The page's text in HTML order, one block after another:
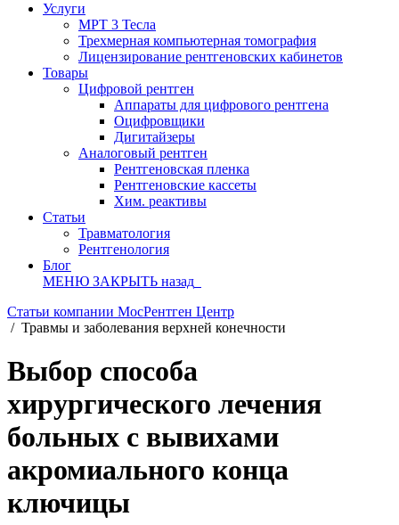
Услуги
МРТ 3 Тесла
Трехмерная компьютерная томография
Лицензирование рентгеновских кабинетов
Товары
Цифровой рентген
Аппараты для цифрового рентгена
Оцифровщики
Дигитайзеры
Аналоговый рентген
Рентгеновская пленка
Рентгеновские кассеты
Хим. реактивы
Статьи
Травматология
Рентгенология
Блог
МЕНЮ ЗАКРЫТЬ назад
Статьи компании МосРентген Центр
/ Травмы и заболевания верхней конечности
Выбор способа
хирургического лечения
больных с вывихами
акромиального конца
ключицы